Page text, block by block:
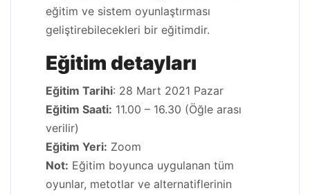
eğitim ve sistem oyunlaştırması
geliştirebilecekleri bir eğitimdir.
Eğitim detayları
Eğitim Tarihi: 28 Mart 2021 Pazar
Eğitim Saati: 11.00 – 16.30 (Öğle arası
verilir)
Eğitim Yeri: Zoom
Not: Eğitim boyunca uygulanan tüm
oyunlar, metotlar ve alternatiflerinin